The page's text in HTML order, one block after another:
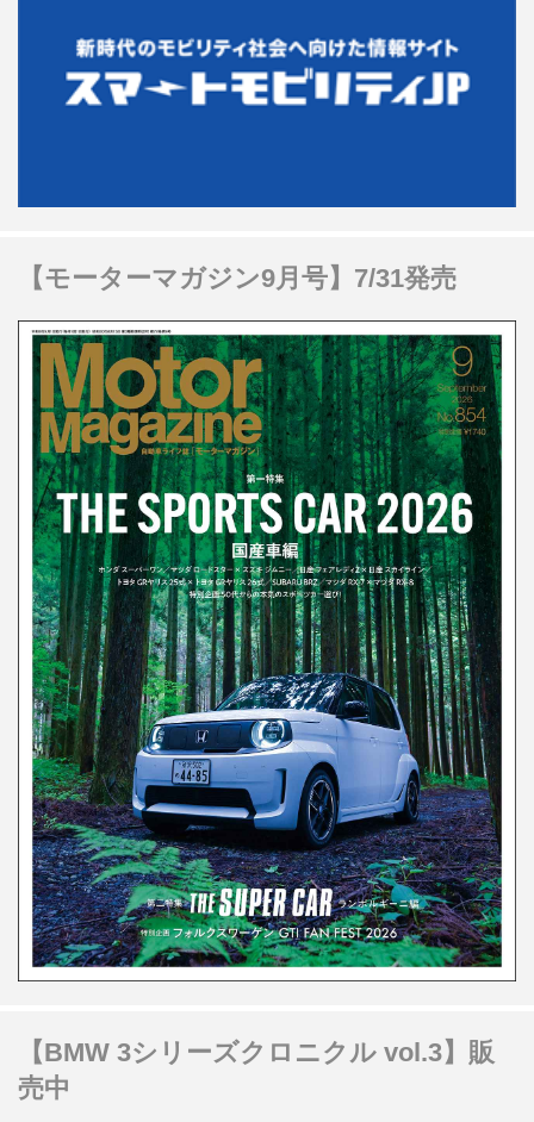
【モーターマガジン9月号】7/31発売
【BMW 3シリーズクロニクル vol.3】販
売中